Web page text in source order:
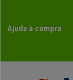
Ajuda à compra